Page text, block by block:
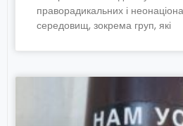
праворадикальних і
середовищ, зокрема груп, які